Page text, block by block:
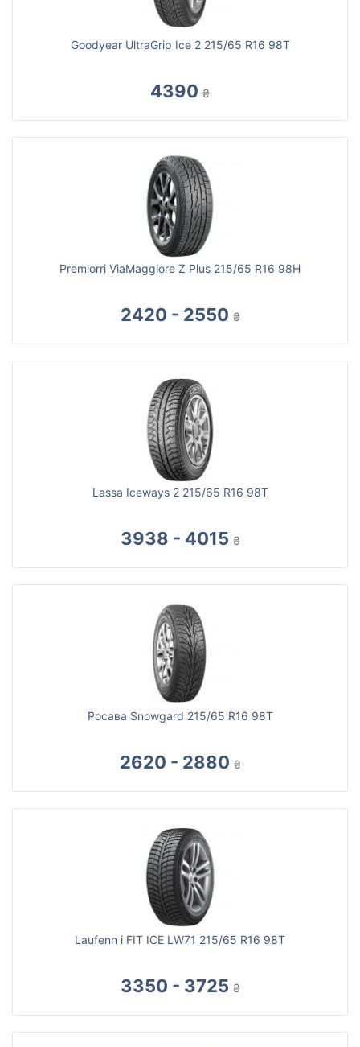
Goodyear UltraGrip Ice 2 215/65 R16 98T
4390 ₴
Premiorri ViaMaggiore Z Plus 215/65 R16 98H
2420 - 2550 ₴
Lassa Iceways 2 215/65 R16 98T
3938 - 4015 ₴
Росава Snowgard 215/65 R16 98T
2620 - 2880 ₴
Laufenn i FIT ICE LW71 215/65 R16 98T
3350 - 3725 ₴